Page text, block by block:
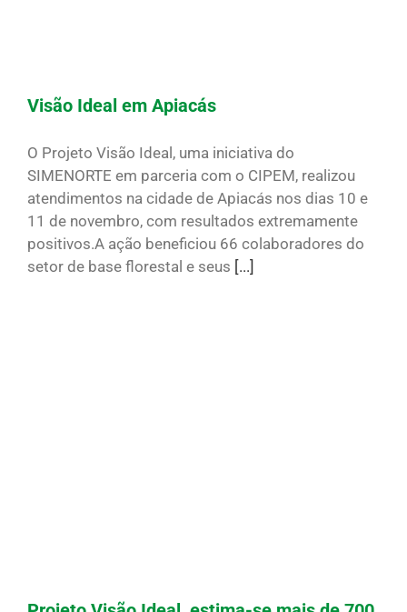
Visão Ideal em Apiacás
O Projeto Visão Ideal, uma iniciativa do
SIMENORTE em parceria com o CIPEM, realizou
atendimentos na cidade de Apiacás nos dias 10 e
11 de novembro, com resultados extremamente
positivos.A ação beneficiou 66 colaboradores do
setor de base florestal e seus [...]